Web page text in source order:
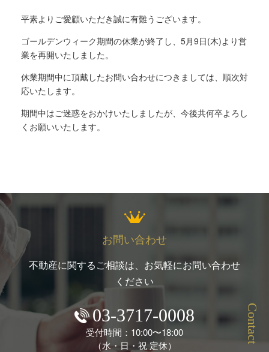
平素よりご愛顧いただき誠に有難うございます。
ゴールデンウィーク期間の休業が終了し、5月9日(木)より営
業を再開いたしました。
休業期間中に頂戴したお問い合わせにつきましては、順次対
応いたします。
期間中はご迷惑をおかけいたしましたが、今後共何卒よろし
くお願いいたします。
Contact
お問い合わせ
不動産に関するご相談は、お気軽にお問い合わせ
ください
03-3717-0008
受付時間：10:00〜18:00
（水・日・祝 定休）